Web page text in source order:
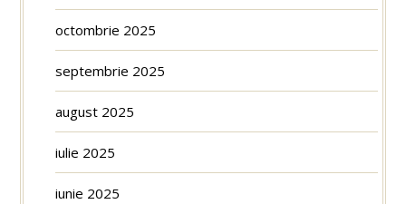
octombrie 2025
septembrie 2025
august 2025
iulie 2025
iunie 2025